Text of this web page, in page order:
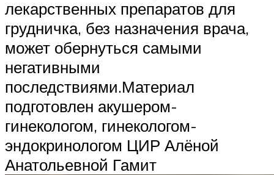
лекарственных препаратов для
грудничка, без назначения врача,
может обернуться самыми
негативными
последствиями.Материал
подготовлен акушером-
гинекологом, гинекологом-
эндокринологом ЦИР Алёной
Анатольевной Гамит